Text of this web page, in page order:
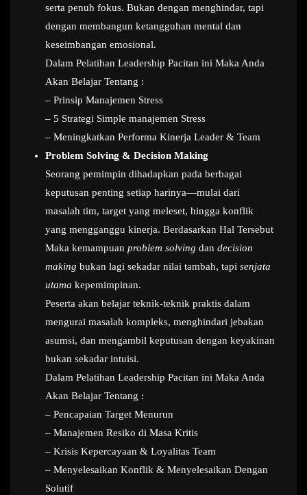
serta penuh fokus. Bukan dengan menghindar, tapi
dengan membangun ketangguhan mental dan
keseimbangan emosional.
Dalam Pelatihan Leadership Pacitan ini Maka Anda
Akan Belajar Tentang :
– Prinsip Manajemen Stress
– 5 Strategi Simple manajemen Stress
– Meningkatkan Performa Kinerja Leader & Team
Problem Solving & Decision Making
Seorang pemimpin dihadapkan pada berbagai
keputusan penting setiap harinya—mulai dari
masalah tim, target yang meleset, hingga konflik
yang mengganggu kinerja. Berdasarkan Hal Tersebut
Maka kemampuan problem solving dan decision
making bukan lagi sekadar nilai tambah, tapi senjata
utama kepemimpinan.
Peserta akan belajar teknik-teknik praktis dalam
mengurai masalah kompleks, menghindari jebakan
asumsi, dan mengambil keputusan dengan keyakinan
bukan sekadar intuisi.
Dalam Pelatihan Leadership Pacitan ini Maka Anda
Akan Belajar Tentang :
– Pencapaian Target Menurun
– Manajemen Resiko di Masa Kritis
– Krisis Kepercayaan & Loyalitas Team
– Menyelesaikan Konflik & Menyelesaikan Dengan
Solutif